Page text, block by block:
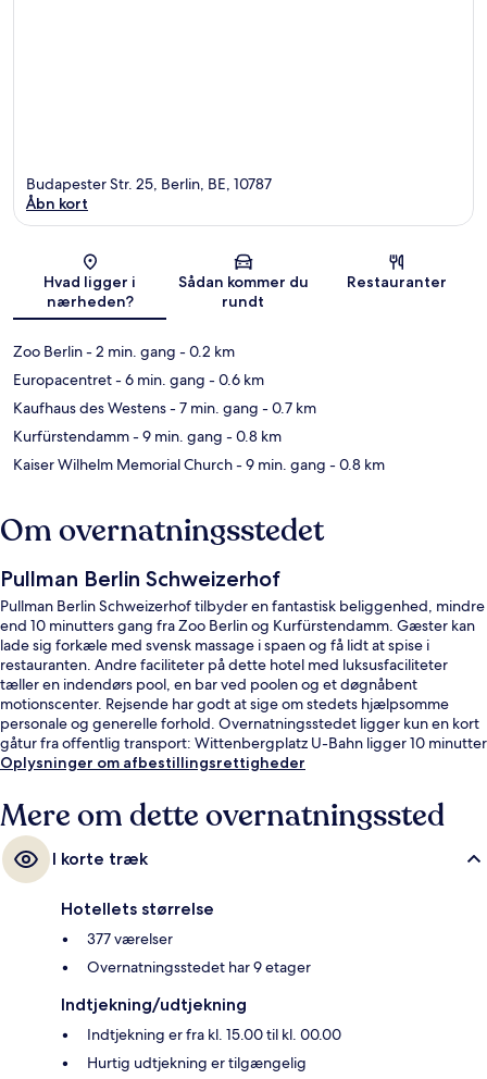
Kort
Budapester Str. 25, Berlin, BE, 10787
Åbn kort
Hvad ligger i
nærheden?
Sådan kommer du
rundt
Restauranter
Zoo Berlin- 2 min. gang - 0.2 km
Europacentret- 6 min. gang - 0.6 km
Kaufhaus des Westens- 7 min. gang - 0.7 km
Kurfürstendamm- 9 min. gang - 0.8 km
Kaiser Wilhelm Memorial Church- 9 min. gang - 0.8 km
Om overnatningsstedet
Pullman Berlin Schweizerhof
Pullman Berlin Schweizerhof tilbyder en fantastisk beliggenhed, mindre
end 10 minutters gang fra Zoo Berlin og Kurfürstendamm. Gæster kan
lade sig forkæle med svensk massage i spaen og få lidt at spise i
restauranten. Andre faciliteter på dette hotel med luksusfaciliteter
tæller en indendørs pool, en bar ved poolen og et døgnåbent
motionscenter. Rejsende har godt at sige om stedets hjælpsomme
personale og generelle forhold. Overnatningsstedet ligger kun en kort
gåtur fra offentlig transport: Wittenbergplatz U-Bahn ligger 10 minutter
væk og Zoologischer Garten U-Bahn ligger 10 minutter derfra.
Oplysninger om afbestillingsrettigheder
Mere om dette overnatningssted
I korte træk
Hotellets størrelse
377 værelser
Overnatningsstedet har 9 etager
Indtjekning/udtjekning
Indtjekning er fra kl. 15.00 til kl. 00.00
Hurtig udtjekning er tilgængelig